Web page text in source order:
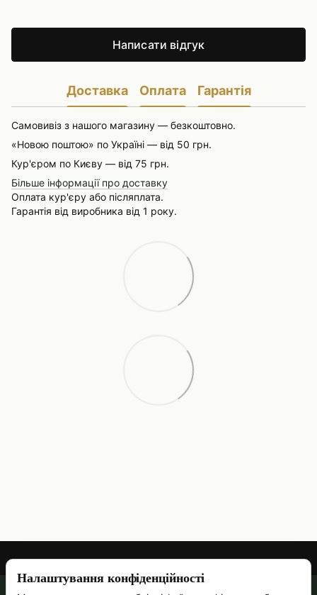
Написати відгук
Доставка Оплата Гарантія
Самовивіз з нашого магазину — безкоштовно.
«Новою поштою» по Україні — від 50 грн.
Кур'єром по Києву — від 75 грн.
Більше інформації про доставку
Оплата кур'єру або післяплата.
Гарантія від виробника від 1 року.
Налаштування конфіденційності